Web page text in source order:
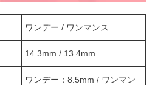
ワンデー / ワンマンス
14.3mm / 13.4mm
ワンデー：8.5mm / ワンマン